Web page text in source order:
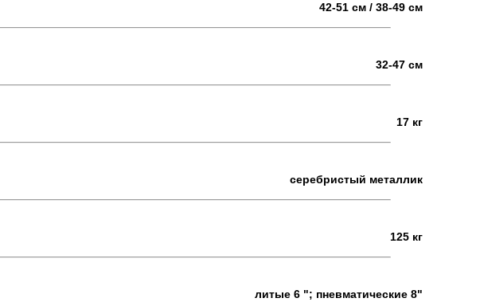
42-51 см / 38-49 см
32-47 см
17 кг
серебристый металлик
125 кг
литые 6 "; пневматические 8"